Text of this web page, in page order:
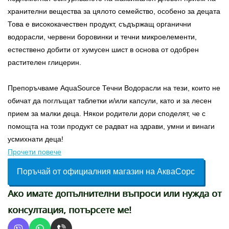
хранителни вещества за цялото семейство, особено за децата
Това е висококачествен продукт, съдържащ органични
водорасли, червени боровинки и течни микроелементи,
естествено добити от хумусен шист в основа от одобрен
растителен глицерин.
Препоръчваме AquaSource Течни Водорасли на тези, които не
обичат да поглъщат таблетки и/или капсули, като и за лесен
прием за малки деца. Някои родители дори споделят, че с
помощта на този продукт се радват на здрави, умни и винаги
усмихнати деца!
Прочети повече
Поръчай от официалния магазин на АкваСорс
Ако имате допълнителни въпроси или нужда от
консултация, потърсете ме!